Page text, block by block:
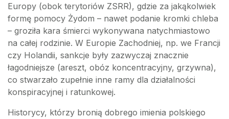
Europy (obok terytoriów ZSRR), gdzie za jakąkolwiek
formę pomocy Żydom – nawet podanie kromki chleba
– groziła kara śmierci wykonywana natychmiastowo
na całej rodzinie. W Europie Zachodniej, np. we Francji
czy Holandii, sankcje były zazwyczaj znacznie
łagodniejsze (areszt, obóz koncentracyjny, grzywna),
co stwarzało zupełnie inne ramy dla działalności
konspiracyjnej i ratunkowej.
Historycy, którzy bronią dobrego imienia polskiego